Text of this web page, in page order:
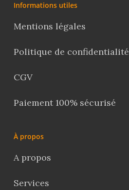
Informations utiles
Mentions légales
Politique de confidentialité
CGV
Paiement 100% sécurisé
À propos
A propos
Services